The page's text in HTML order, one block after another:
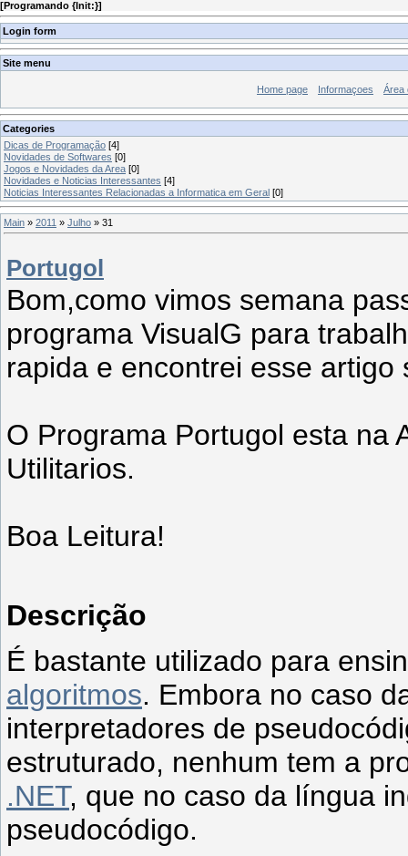
[Programando {Init:}]
Login form
Site menu
Home page Informaçoes Área
Categories
Dicas de Programação [4]
Novidades de Softwares [0]
Jogos e Novidades da Area [0]
Novidades e Noticias Interessantes [4]
Noticias Interessantes Relacionadas a Informatica em Geral [0]
Main » 2011 » Julho » 31
Portugol
Bom,como vimos semana
programa VisualG para
rapida e encontrei esse
O Programa Portugol esta na
Utilitarios.
Boa Leitura!
Descrição
É bastante utilizado para
algoritmos. Embora no caso
interpretadores de
estruturado, nenhum tem a
.NET, que no caso da língua
pseudocódigo.